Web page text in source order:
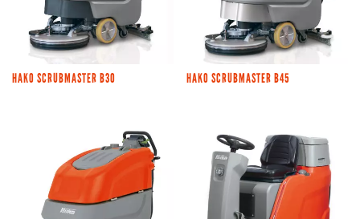
HAKO SCRUBMASTER B30 HAKO SCRUBMASTER B45